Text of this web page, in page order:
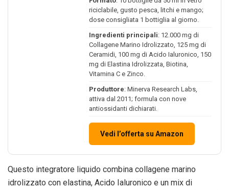
riciclabile, gusto pesca, litchi e mango;
dose consigliata 1 bottiglia al giorno.
Ingredienti principali: 12.000 mg di
Collagene Marino Idrolizzato, 125 mg di
Ceramidi, 100 mg di Acido Ialuronico, 150
mg di Elastina Idrolizzata, Biotina,
Vitamina C e Zinco.
Produttore: Minerva Research Labs,
attiva dal 2011; formula con nove
antiossidanti dichiarati.
Vedi l’offerta su Amazon
Questo integratore liquido combina collagene marino
idrolizzato con elastina, Acido Ialuronico e un mix di